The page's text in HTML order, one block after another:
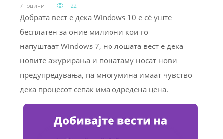
7 години 1122
Добрата вест е дека Windows 10 е сè уште
бесплатен за оние милиони кои го
напуштаат Windows 7, но лошата вест е дека
новите ажурирања и понатаму носат нови
предупредувања, па многумина имаат чувство
дека процесот сепак има одредена цена.